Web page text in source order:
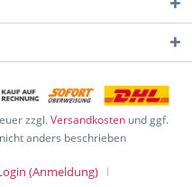
zzgl.Versandkosten und ggf.
anders beschrieben
(Anmeldung)